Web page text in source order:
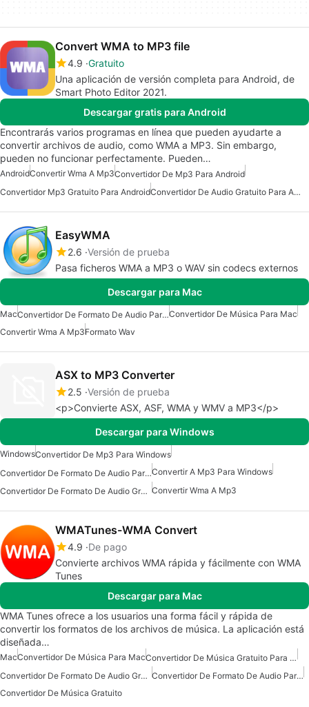
Convert WMA to MP3 file
4.9 Gratuito
Una aplicación de versión completa para Android, de
Smart Photo Editor 2021.
Descargar gratis para Android
Encontrarás varios programas en línea que pueden ayudarte a
convertir archivos de audio, como WMA a MP3. Sin embargo,
pueden no funcionar perfectamente. Pueden…
AndroidConvertir Wma A Mp3Convertidor De Mp3 Para Android
Convertidor Mp3 Gratuito Para Android
Convertidor De Audio Gratuito Para Android
EasyWMA
2.6 Versión de prueba
Pasa ficheros WMA a MP3 o WAV sin codecs externos
Descargar para Mac
Mac Convertidor De Formato De Audio Para MacConvertidor De Música Para Mac
Convertir Wma A Mp3Formato Wav
ASX to MP3 Converter
2.5 Versión de prueba
<p>Convierte ASX, ASF, WMA y WMV a MP3</p>
Descargar para Windows
WindowsConvertidor De Mp3 Para Windows
Convertidor De Formato De Audio Para WindowsConvertir A Mp3 Para Windows
Convertidor De Formato De Audio Gratuito Para Windows Convertir Wma A Mp3
WMATunes-WMA Convert
4.9 De pago
Convierte archivos WMA rápida y fácilmente con WMA
Tunes
Descargar para Mac
WMA Tunes ofrece a los usuarios una forma fácil y rápida de
convertir los formatos de los archivos de música. La aplicación está
diseñada…
MacConvertidor De Música Para Mac
Convertidor De Música Gratuito Para Mac
Convertidor De Formato De Audio Gratuito Para Mac
Convertidor De Formato De Audio Para Mac
Convertidor De Música Gratuito